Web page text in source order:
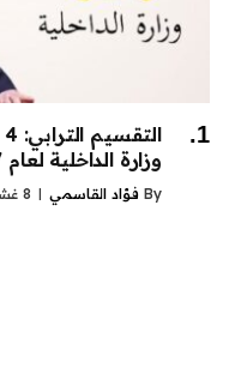
وزارة الداخلية لعام 2027
By فؤاد القاسمي 8 غشت، 2026